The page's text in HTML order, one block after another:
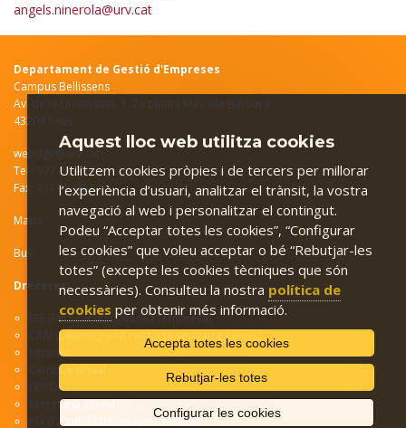
angels.ninerola@urv.cat
Departament de Gestió d'Empreses
Campus Bellissens
Av. de la Universitat, 1, 2a planta Mas Vila Barberà
43204 Reus
webdge@urv.cat
Tel.: 977 75 98 71
Fax: 977 75 98 14
Mapa
Bus
Dreceres:
FEE (Facultat d'Economia i Empresa)
CRAI (Learning and research resource center)
Intranet
ampus virtual
LOPD
Secretaria virtual
Pla d’acollida de nou professorat
Aquest lloc web utilitza cookies
Utilitzem cookies pròpies i de tercers per millorar
l’experiència d’usuari, analitzar el trànsit, la vostra
navegació al web i personalitzar el contingut.
Podeu “Acceptar totes les cookies”, “Configurar
les cookies” que voleu acceptar o bé “Rebutjar-les
totes” (excepte les cookies tècniques que són
necessàries). Consulteu la nostra política de
cookies per obtenir més informació.
Accepta totes les cookies
Rebutjar-les totes
Configurar les cookies